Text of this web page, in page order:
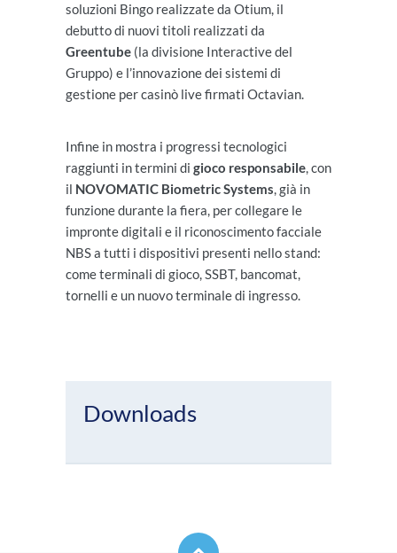
soluzioni Bingo realizzate da Otium, il
debutto di nuovi titoli realizzati da
Greentube (la divisione Interactive del
Gruppo) e l’innovazione dei sistemi di
gestione per casinò live firmati Octavian.
Infine in mostra i progressi tecnologici
raggiunti in termini di gioco responsabile, con
il NOVOMATIC Biometric Systems, già in
funzione durante la fiera, per collegare le
impronte digitali e il riconoscimento facciale
NBS a tutti i dispositivi presenti nello stand:
come terminali di gioco, SSBT, bancomat,
tornelli e un nuovo terminale di ingresso.
Downloads